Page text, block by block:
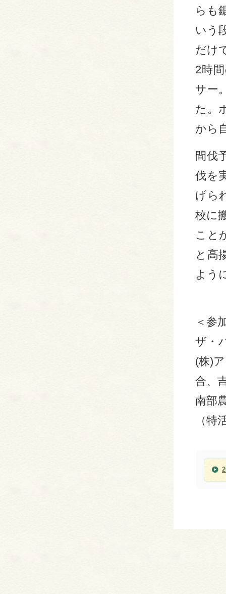
らも
いう
だけ
2時
サー
た。
から
間伐
伐を
げら
校に
こと
と高
よう
＜参
ザ・
(株)
合、
南部
（特